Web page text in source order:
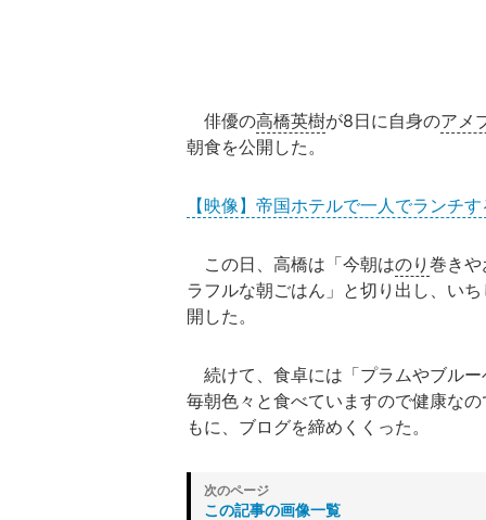
俳優の高橋英樹が8日に自身のアメ
朝食を公開した。
【映像】帝国ホテルで一人でランチ
この日、高橋は「今朝はのり 巻き
ラフルな朝ごはん」と切り出し、い
開した。
続けて、食卓には「プラムやブル
毎朝色々と食べていますので健康な
もに、ブログを締めくくった。
この記事の画像一覧